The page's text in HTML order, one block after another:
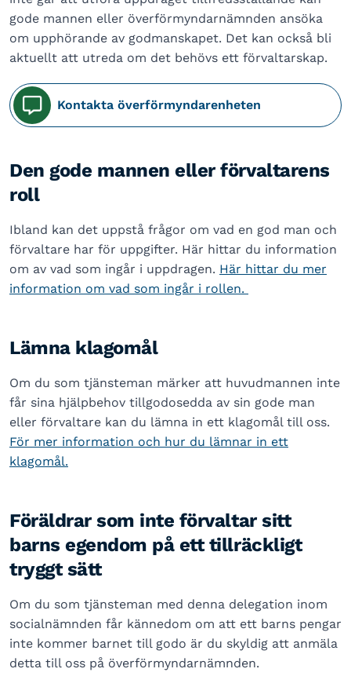
gode mannen eller överförmyndarnämnden ansöka
om upphörande av godmanskapet. Det kan också bli
aktuellt att utreda om det behövs ett förvaltarskap.
Kontakta överförmyndarenheten
Den gode mannen eller förvaltarens
roll
Ibland kan det uppstå frågor om vad en god man och
förvaltare har för uppgifter. Här hittar du information
om av vad som ingår i uppdragen. Här hittar du mer
information om vad som ingår i rollen.
Lämna klagomål
Om du som tjänsteman märker att huvudmannen inte
får sina hjälpbehov tillgodosedda av sin gode man
eller förvaltare kan du lämna in ett klagomål till oss.
För mer information och hur du lämnar in ett
klagomål.
Föräldrar som inte förvaltar sitt
barns egendom på ett tillräckligt
tryggt sätt
Om du som tjänsteman med denna delegation inom
socialnämnden får kännedom om att ett barns pengar
inte kommer barnet till godo är du skyldig att anmäla
detta till oss på överförmyndarnämnden.